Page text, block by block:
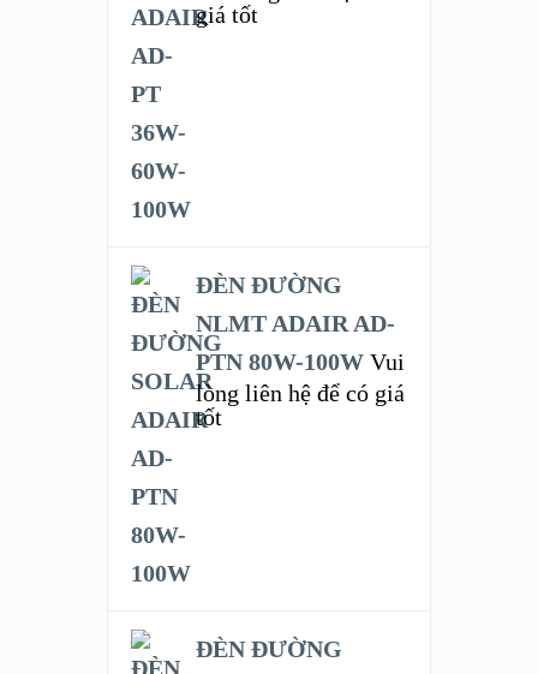
giá tốt
ĐÈN ĐƯỜNG
NLMT ADAIR AD-
PTN 80W-100W Vui
lòng liên hệ để có giá
tốt
ĐÈN ĐƯỜNG